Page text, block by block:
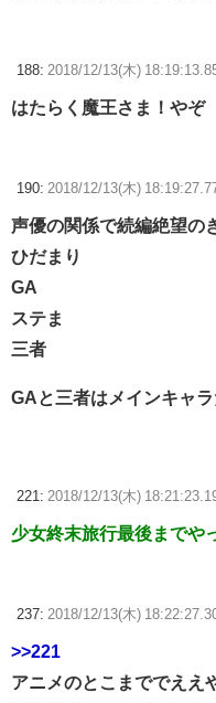
188: 2018/12/13(木)
はたらく魔王さま！やぞ
190: 2018/12/13(木)
声優の関係で続編絶望の
ひだまり
GA
ステま
三者
GAと三者はメインキャ
221: 2018/12/13(木)
少女終末旅行最後までや
237: 2018/12/13(木)
>>221
アニメのとこまででええ